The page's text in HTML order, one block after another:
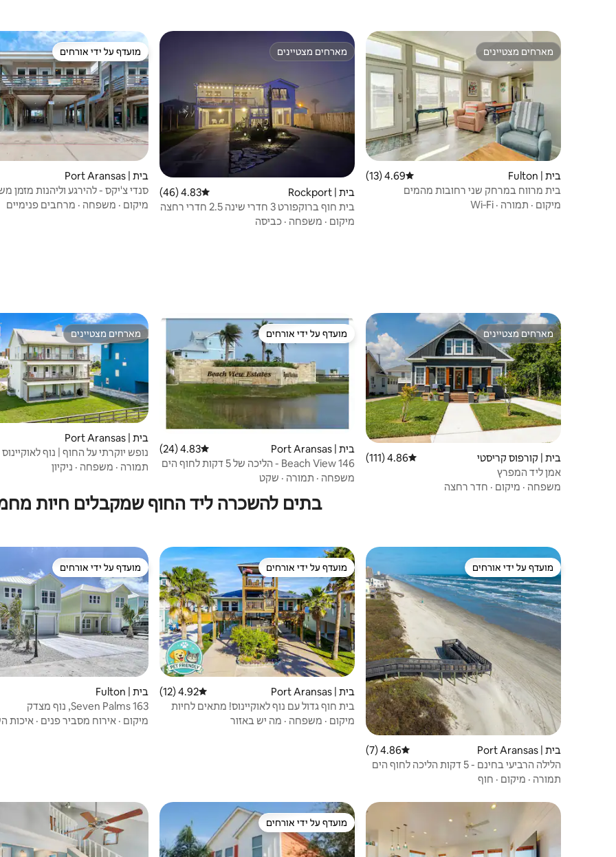
מארחים מצטיינים
מארחים מצטיינים
בית | Fulton דירוג ממוצע של 4.69 מתוך 5, 13 ביקורות
4.69 (13)
בית מרווח במרחק שני רחובות מהמים
מיקום · תמורה ·
Wi‑Fi
מארחים מצטיינים
מארחים מצטיינים
בית | Rockport דירוג ממוצע של 4.83 מתוך 5, 46 ביקורות
4.83 (46)
בית חוף ברוקפורט 3 חדרי שינה 2.5 חדרי רחצה
מיקום · משפחה · כביסה
מועדף על ידי אורחים
מועדף על ידי אורחים
בית | Port Aransas
סנדי צ'יקס - להירגע וליהנות מזמן
מיקום · משפחה · מרחבים פנימיים
מארחים מצטיינים
מארחים מצטיינים
בית | קורפוס קריסטי דירוג ממוצע של 4.86 מתוך 5, 111 ביקורות
4.86 (111)
אמן ליד המפרץ
משפחה · מיקום · חדר רחצה
מועדף על ידי אורחים
מועדף על ידי אורחים
בית | Port Aransas דירוג ממוצע של 4.83 מתוך 5, 24 ביקורות
4.83 (24)
Beach View 146 - הליכה של 5 דקות לחוף הים
משפחה · תמורה · שקט
מארחים מצטיינים
מארחים מצטיינים
בית | Port Aransas
נופש יוקרתי על החוף | נוף
תמורה · משפחה · ניקיון
בתים להשכרה ליד החוף שמקבלים חיות
מועדף על ידי אורחים
מועדף על ידי אורחים
בית | Port Aransas דירוג ממוצע של 4.86 מתוך 5, 7 ביקורות
4.86 (7)
הלילה הרביעי בחינם - 5 דקות הליכה לחוף הים
(מקום ל-6 אנשים)
תמורה · מיקום · חוף
מועדף על ידי אורחים
מועדף על ידי אורחים
בית | Port Aransas דירוג ממוצע של 4.92 מתוך 5, 12 ביקורות
4.92 (12)
בית חוף גדול עם נוף לאוקיינוס! מתאים לחיות
מחמד!
מיקום · משפחה · מה יש באזור
מועדף על ידי אורחים
מועדף על ידי אורחים
בית | Fulton
163 Seven Palms, נוף מצדק
מיקום · אירוח מסביר פנים · איכות
מועדף על ידי אורחים
מועדף על ידי אורחים